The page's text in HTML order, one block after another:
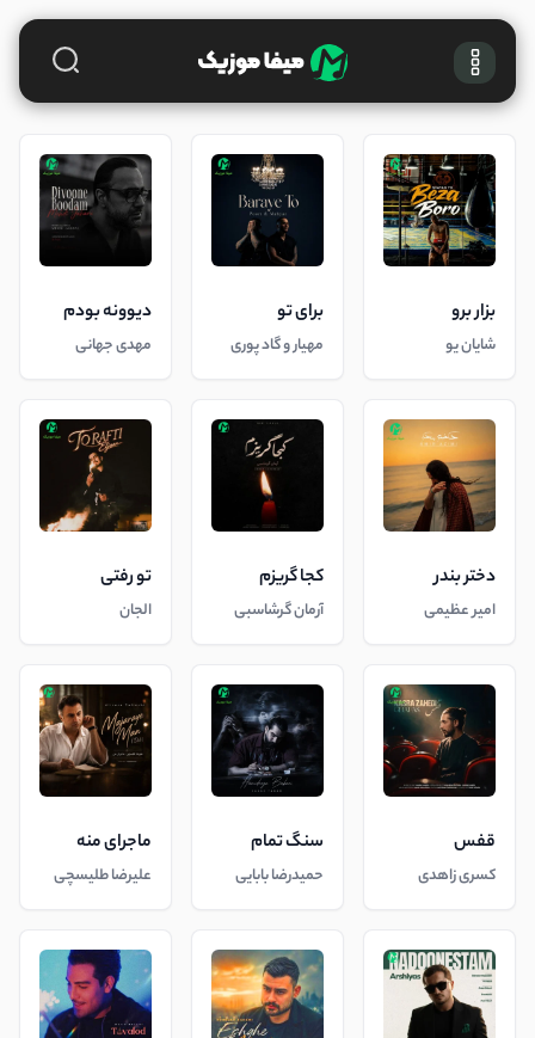
بزار برو
شایان یو
برای تو
مهیار و گاد پوری
دیوونه بودم
مهدی جهانی
دختر بندر
امیر عظیمی
کجا گریزم
آرمان گرشاسبی
تو رفتی
الجان
قفس
کسری زاهدی
سنگ تمام
حمیدرضا بابایی
ماجرای منه
علیرضا طلیسچی